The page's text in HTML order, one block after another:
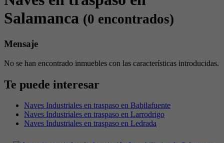
Salamanca (0 encontrados)
Mensaje
No se han encontrado inmuebles con las características introducidas.
Te puede interesar
Naves Industriales en traspaso en Babilafuente
Naves Industriales en traspaso en Larrodrigo
Naves Industriales en traspaso en Ledrada